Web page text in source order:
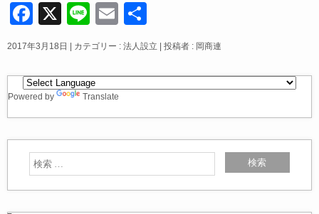
F
a
c
e
b
o
k
X
Li
n
E
m
ail
有
2017年3月18日 カテゴリー : 法人設立 投稿者 : 岡商連
Powered by Translate